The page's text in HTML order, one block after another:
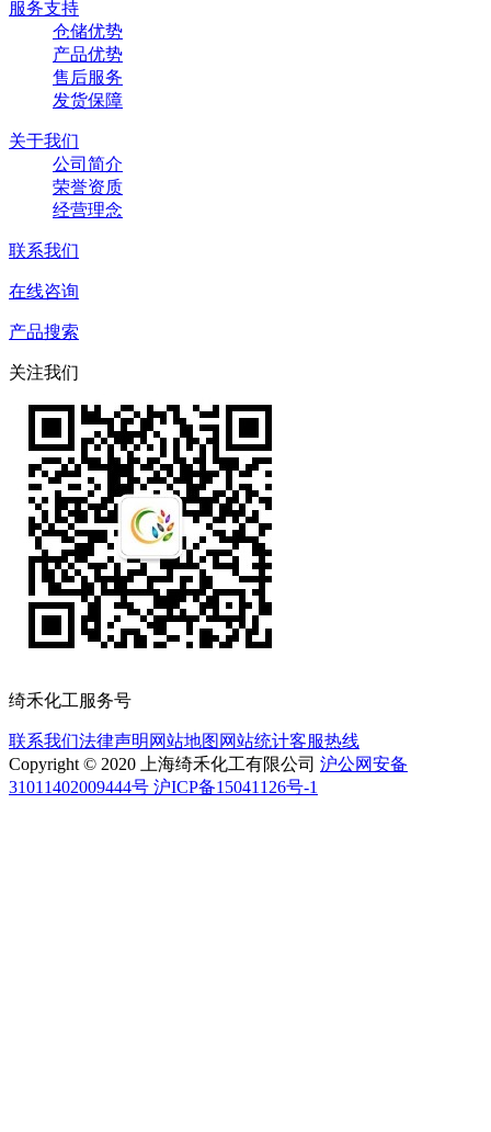
服务支持
仓储优势
产品优势
售后服务
发货保障
关于我们
公司简介
荣誉资质
经营理念
联系我们
在线咨询
产品搜索
关注我们
绮禾化工服务号
联系我们法律声明 网站地图 网站统计客服热线
Copyright © 2020 上海绮禾化工有限公司 沪公网安备
31011402009444号 沪ICP备15041126号-1